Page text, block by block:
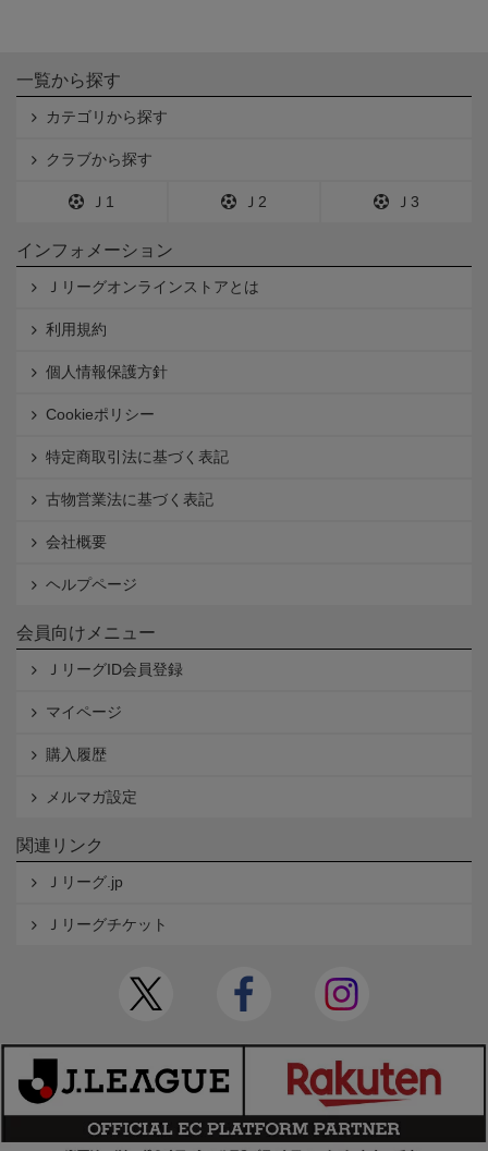
一覧から探す
カテゴリから探す
クラブから探す
Ｊ1 Ｊ2 Ｊ3
インフォメーション
Ｊリーグオンラインストアとは
利用規約
個人情報保護方針
Cookieポリシー
特定商取引法に基づく表記
古物営業法に基づく表記
会社概要
ヘルプページ
会員向けメニュー
ＪリーグID会員登録
マイページ
購入履歴
メルマガ設定
関連リンク
Ｊリーグ.jp
Ｊリーグチケット